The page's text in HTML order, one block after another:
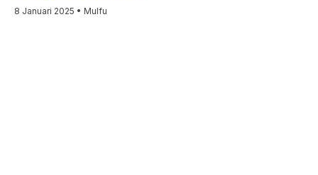
8 Januari 2025 • Mulfu